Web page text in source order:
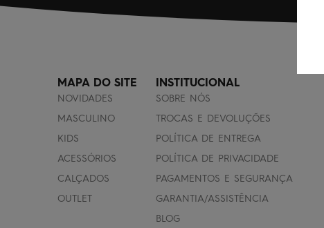
MAPA DO SITE
NOVIDADES
MASCULINO
KIDS
ACESSÓRIOS
CALÇADOS
OUTLET
INSTITUCIONAL
SOBRE NÓS
TROCAS E DEVOLUÇÕES
POLÍTICA DE ENTREGA
POLÍTICA DE PRIVACIDADE
PAGAMENTOS E SEGURANÇA
GARANTIA/ASSISTÊNCIA
BLOG